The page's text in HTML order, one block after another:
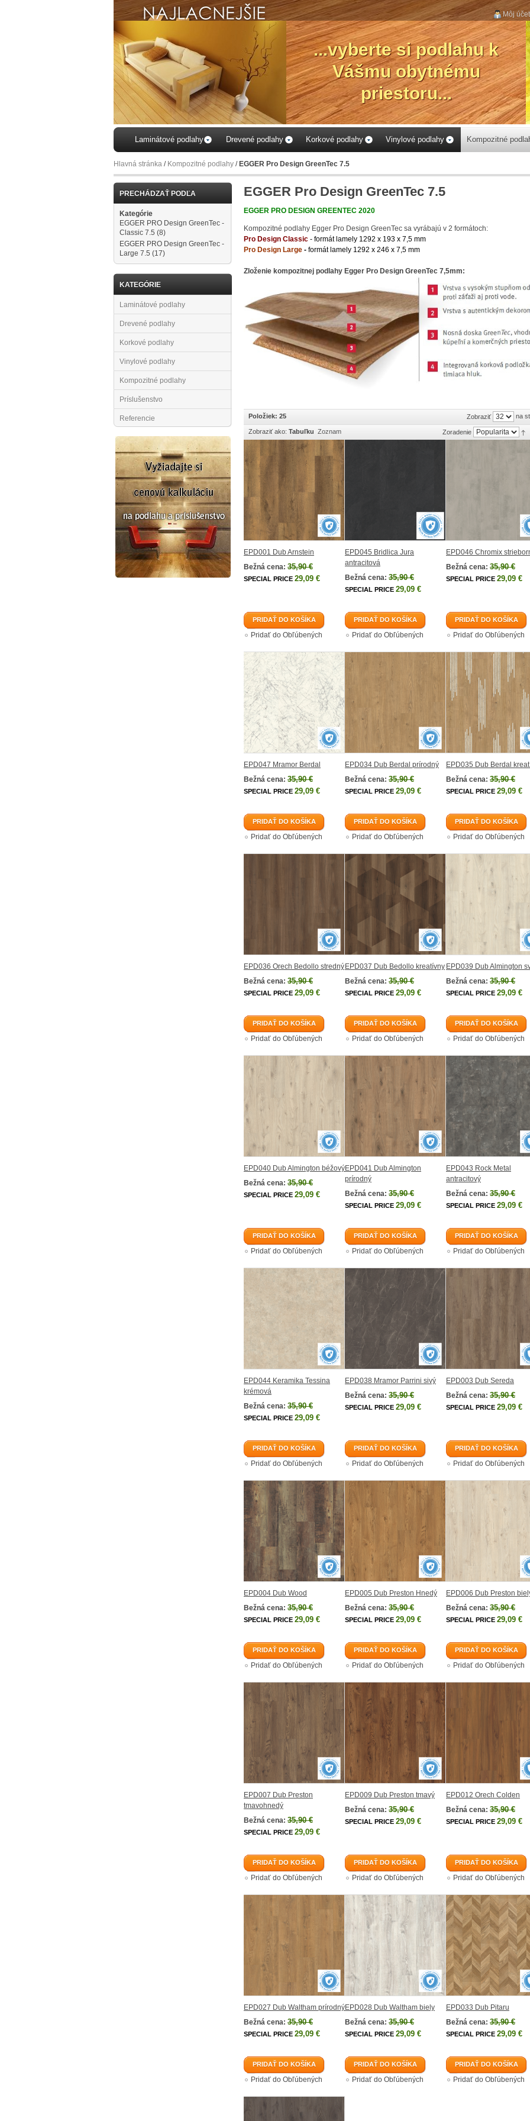
Môj účet
Laminátové podlahy Drevené podlahy Korkové podlahy Vinylové podlahy Kompozitné
Hlavná stránka / Kompozitné podlahy / EGGER Pro Design GreenTec 7.5
PRECHÁDZAŤ PODĽA
Kategórie
EGGER PRO Design GreenTec -
Classic 7.5 (8)
EGGER PRO Design GreenTec -
Large 7.5 (17)
KATEGÓRIE
Laminátové podlahy
Drevené podlahy
Korkové podlahy
Vinylové podlahy
Kompozitné podlahy
Príslušenstvo
Referencie
EGGER Pro Design GreenTec 7.5
EGGER PRO DESIGN GREENTEC 2020
Kompozitné podlahy Egger Pro Design GreenTec sa vyrábajú v 2 formátoch:
Pro Design Classic - formát lamely 1292 x 193 x 7,5 mm
Pro Design Large - formát lamely 1292 x 246 x 7,5 mm
Zloženie kompozitnej podlahy Egger Pro Design GreenTec 7,5mm:
Položiek: 25 Zobraziť na
Zobraziť ako: Tabuľku Zoznam Zoradenie
EPD001 Dub Arnstein
Bežná cena: 35,90 €
SPECIAL PRICE 29,09 €
PRIDAŤ DO KOŠÍKA
Pridať do Obľúbených
EPD045 Bridlica Jura
antracitová
Bežná cena: 35,90 €
SPECIAL PRICE 29,09 €
PRIDAŤ DO KOŠÍKA
Pridať do Obľúbených
EPD046 Chromix
Bežná cena: 35,90 €
SPECIAL PRICE 29,09 €
PRIDAŤ DO KOŠÍKA
Pridať do Obľúbených
EPD047 Mramor Berdal
Bežná cena: 35,90 €
SPECIAL PRICE 29,09 €
PRIDAŤ DO KOŠÍKA
Pridať do Obľúbených
EPD034 Dub Berdal prírodný
Bežná cena: 35,90 €
SPECIAL PRICE 29,09 €
PRIDAŤ DO KOŠÍKA
Pridať do Obľúbených
EPD035 Dub Berdal
Bežná cena: 35,90 €
SPECIAL PRICE 29,09 €
PRIDAŤ DO KOŠÍKA
Pridať do Obľúbených
EPD036 Orech Bedollo stredný
Bežná cena: 35,90 €
SPECIAL PRICE 29,09 €
PRIDAŤ DO KOŠÍKA
Pridať do Obľúbených
EPD037 Dub Bedollo kreatívny
Bežná cena: 35,90 €
SPECIAL PRICE 29,09 €
PRIDAŤ DO KOŠÍKA
Pridať do Obľúbených
EPD039 Dub Almington
Bežná cena: 35,90 €
SPECIAL PRICE 29,09 €
PRIDAŤ DO KOŠÍKA
Pridať do Obľúbených
EPD040 Dub Almington béžový
Bežná cena: 35,90 €
SPECIAL PRICE 29,09 €
PRIDAŤ DO KOŠÍKA
Pridať do Obľúbených
EPD041 Dub Almington
prírodný
Bežná cena: 35,90 €
SPECIAL PRICE 29,09 €
PRIDAŤ DO KOŠÍKA
Pridať do Obľúbených
EPD043 Rock Metal
antracitový
Bežná cena: 35,90 €
SPECIAL PRICE 29,09 €
PRIDAŤ DO KOŠÍKA
Pridať do Obľúbených
EPD044 Keramika Tessina
krémová
Bežná cena: 35,90 €
SPECIAL PRICE 29,09 €
PRIDAŤ DO KOŠÍKA
Pridať do Obľúbených
EPD038 Mramor Parrini sivý
Bežná cena: 35,90 €
SPECIAL PRICE 29,09 €
PRIDAŤ DO KOŠÍKA
Pridať do Obľúbených
EPD003 Dub Sereda
Bežná cena: 35,90 €
SPECIAL PRICE 29,09 €
PRIDAŤ DO KOŠÍKA
Pridať do Obľúbených
EPD004 Dub Wood
Bežná cena: 35,90 €
SPECIAL PRICE 29,09 €
PRIDAŤ DO KOŠÍKA
Pridať do Obľúbených
EPD005 Dub Preston Hnedý
Bežná cena: 35,90 €
SPECIAL PRICE 29,09 €
PRIDAŤ DO KOŠÍKA
Pridať do Obľúbených
EPD006 Dub Preston
Bežná cena: 35,90 €
SPECIAL PRICE 29,09 €
PRIDAŤ DO KOŠÍKA
Pridať do Obľúbených
EPD007 Dub Preston
tmavohnedý
Bežná cena: 35,90 €
SPECIAL PRICE 29,09 €
PRIDAŤ DO KOŠÍKA
Pridať do Obľúbených
EPD009 Dub Preston tmavý
Bežná cena: 35,90 €
SPECIAL PRICE 29,09 €
PRIDAŤ DO KOŠÍKA
Pridať do Obľúbených
EPD012 Orech Colden
Bežná cena: 35,90 €
SPECIAL PRICE 29,09 €
PRIDAŤ DO KOŠÍKA
Pridať do Obľúbených
EPD027 Dub Waltham prírodný
Bežná cena: 35,90 €
SPECIAL PRICE 29,09 €
PRIDAŤ DO KOŠÍKA
Pridať do Obľúbených
EPD028 Dub Waltham biely
Bežná cena: 35,90 €
SPECIAL PRICE 29,09 €
PRIDAŤ DO KOŠÍKA
Pridať do Obľúbených
EPD033 Dub Pitaru
Bežná cena: 35,90 €
SPECIAL PRICE 29,09 €
PRIDAŤ DO KOŠÍKA
Pridať do Obľúbených
...vyberte si podlahu k
Vášmu obytnému
priestoru...